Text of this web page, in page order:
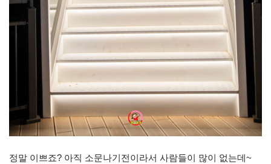
정말 이쁘죠? 아직 소문나기전이라서 사람들이 많이 없는데~